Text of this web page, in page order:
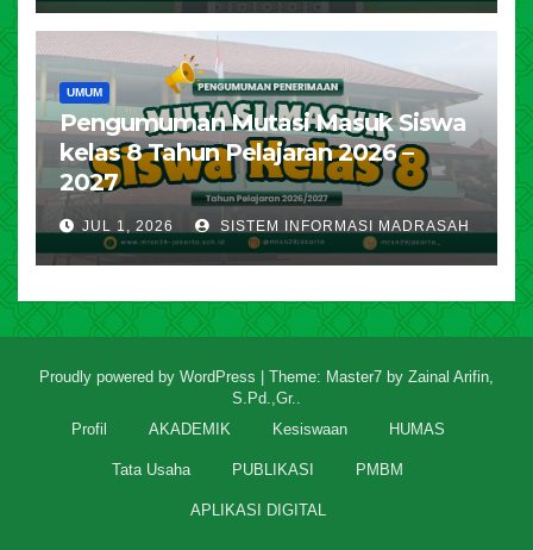
UMUM
Pengumuman Mutasi Masuk Siswa
kelas 8 Tahun Pelajaran 2026 –
2027
JUL 1, 2026 SISTEM INFORMASI MADRASAH
Proudly powered by WordPress Theme: Master7 by Zainal Arifin,
S.Pd.,Gr..
Profil
AKADEMIK Kesiswaan HUMAS
Tata Usaha PUBLIKASI PMBM
APLIKASI DIGITAL